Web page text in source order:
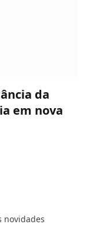
da
em nova
novidades